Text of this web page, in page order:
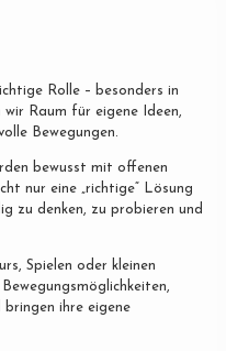
Rolle – besonders in
Raum für eigene Ideen,
Bewegungen.
bewusst mit offenen
nur eine „richtige“ Lösung
zu denken, zu probieren und
Spielen oder kleinen
bringen ihre eigene